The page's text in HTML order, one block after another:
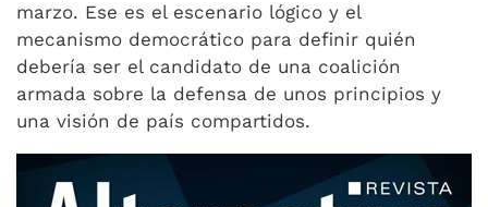
marzo. Ese es el escenario lógico y el
mecanismo democrático para definir quién
debería ser el candidato de una coalición
armada sobre la defensa de unos principios y
una visión de país compartidos.